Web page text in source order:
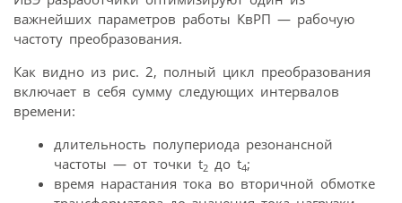
важнейших параметров работы КвРП — рабочую
частоту преобразования.
Как видно из рис. 2, полный цикл преобразования
включает в себя сумму следующих интервалов
времени:
длительность полупериода резонансной
частоты — от точки t2 до t4;
время нарастания тока во вторичной обмотке